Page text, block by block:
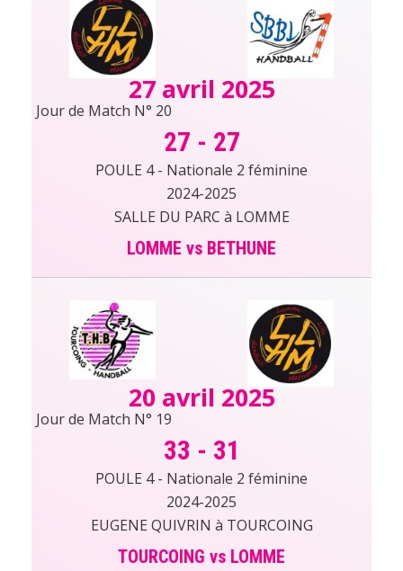
27 avril 2025
Jour de Match N° 20
27 - 27
POULE 4 - Nationale 2 féminine
2024-2025
SALLE DU PARC à LOMME
LOMME vs BETHUNE
20 avril 2025
Jour de Match N° 19
33 - 31
POULE 4 - Nationale 2 féminine
2024-2025
EUGENE QUIVRIN à TOURCOING
TOURCOING vs LOMME